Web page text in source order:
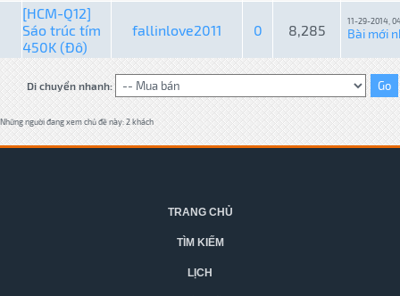
[HCM-Q12]
Sáo trúc tím
450K (Đô)
fallinlove2011 0 8,285
11-29-2014,
Bài mới
Di chuyển nhanh:
Những người đang xem chủ đề này: 2 khách
TRANG CHỦ
TÌM KIẾM
LỊCH